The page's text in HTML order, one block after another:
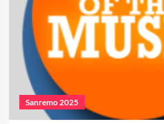
Sanremo 2025